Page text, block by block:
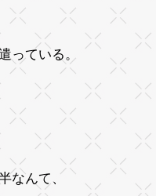
っている。
なんて、